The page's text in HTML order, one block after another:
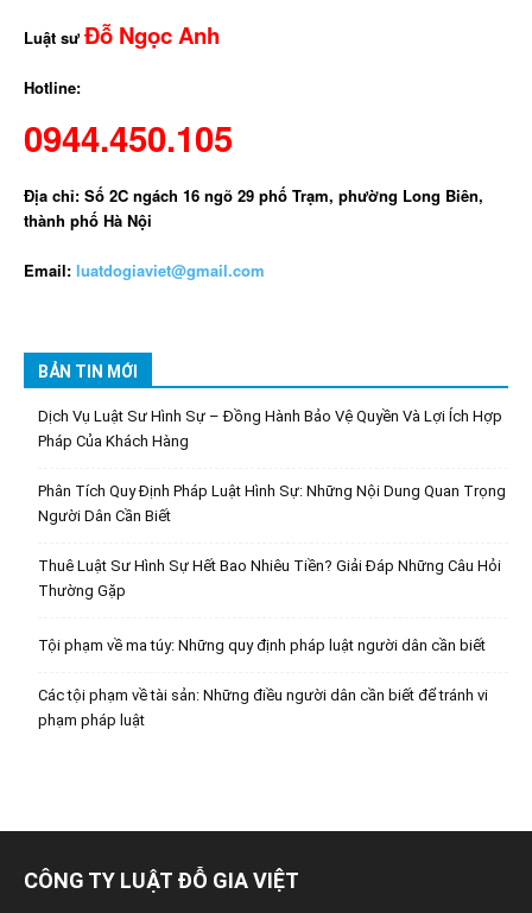
Luật sưĐỗ Ngọc Anh
Hotline:
0944.450.105
Địa chỉ: Số 2C ngách 16 ngõ 29 phố Trạm, phường Long Biên,
thành phố Hà Nội
Email: luatdogiaviet@gmail.com
BẢN TIN MỚI
Dịch Vụ Luật Sư Hình Sự – Đồng Hành Bảo Vệ Quyền Và Lợi Ích Hợp
Pháp Của Khách Hàng
Phân Tích Quy Định Pháp Luật Hình Sự: Những Nội Dung Quan Trọng
Người Dân Cần Biết
Thuê Luật Sư Hình Sự Hết Bao Nhiêu Tiền? Giải Đáp Những Câu Hỏi
Thường Gặp
Tội phạm về ma túy: Những quy định pháp luật người dân cần biết
Các tội phạm về tài sản: Những điều người dân cần biết để tránh vi
phạm pháp luật
CÔNG TY LUẬT ĐỖ GIA VIỆT